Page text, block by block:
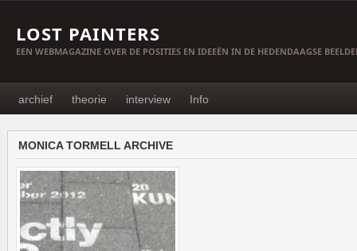
LOST PAINTERS
EEN WEBMAGAZINE OVER DE POSITIES EN IDEEËN IN DE HEDENDAAGSE
archief theorie interview Info
MONICA TORMELL ARCHIVE